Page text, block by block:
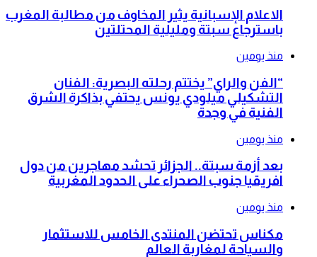
الاعلام الإسبانية يثير المخاوف من مطالبة المغرب
باسترجاع سبتة ومليلية المحتلتين
منذ يومين
“الفن والراي” يختتم رحلته البصرية: الفنان
التشكيلي ميلودي يونس يحتفي بذاكرة الشرق
الفنية في وجدة
منذ يومين
بعد أزمة سبتة.. الجزائر تحشد مهاجرين من دول
افريقيا جنوب الصحراء على الحدود المغربية
منذ يومين
مكناس تحتضن المنتدى الخامس للاستثمار
والسياحة لمغاربة العالم